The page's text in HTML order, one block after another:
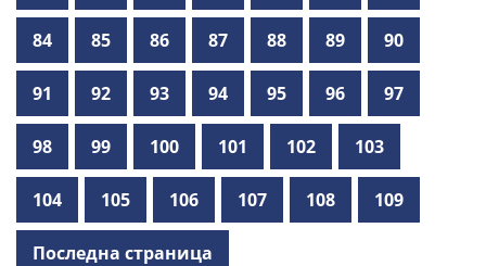
84 85 86 87 88 89 90
91 92 93 94 95 96 97
98 99 100 101 102 103
104 105 106 107 108 109
Последна страница